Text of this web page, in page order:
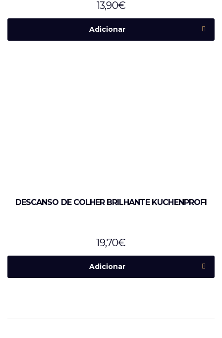
13,90€
Adicionar
DESCANSO DE COLHER BRILHANTE KUCHENPROFI
19,70€
Adicionar